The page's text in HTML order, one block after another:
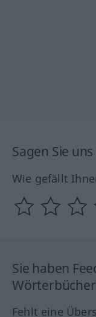
Sagen Sie
Wie gefällt
Sie haben
Fehlt eine